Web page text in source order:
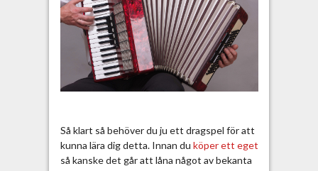
p
e
l
Så klart så behöver du ju ett dragspel för att
kunna lära dig detta. Innan du köper ett eget
så kanske det går att låna något av bekanta